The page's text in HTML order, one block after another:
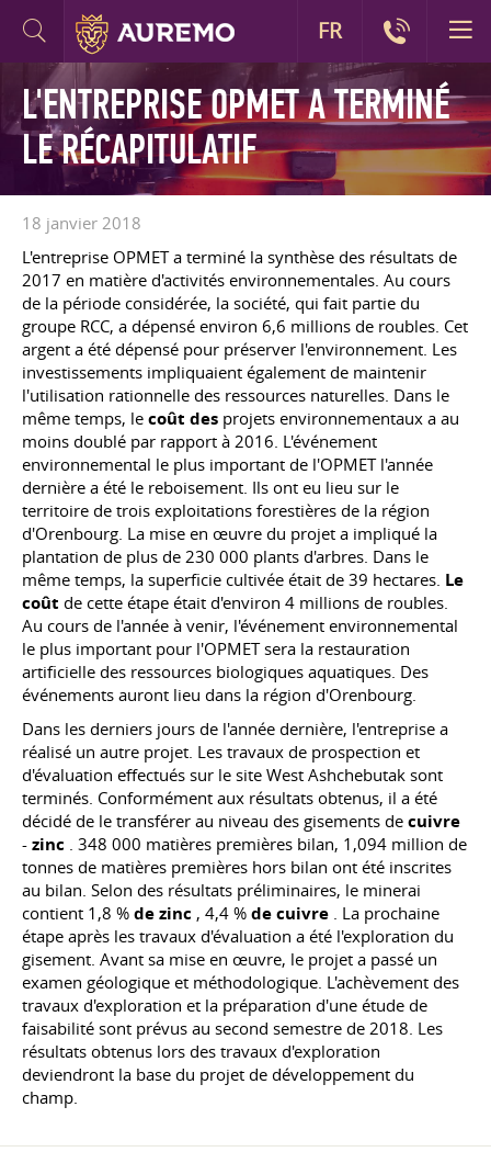
L'ENTREPRISE OPMET A TERMINÉ
LE RÉCAPITULATIF
18 janvier 2018
L'entreprise OPMET a terminé la synthèse des résultats de
2017 en matière d'activités environnementales. Au cours
de la période considérée, la société, qui fait partie du
groupe RCC, a dépensé environ 6,6 millions de roubles. Cet
argent a été dépensé pour préserver l'environnement. Les
investissements impliquaient également de maintenir
l'utilisation rationnelle des ressources naturelles. Dans le
même temps, le coût des projets environnementaux a au
moins doublé par rapport à 2016. L'événement
environnemental le plus important de l'OPMET l'année
dernière a été le reboisement. Ils ont eu lieu sur le
territoire de trois exploitations forestières de la région
d'Orenbourg. La mise en œuvre du projet a impliqué la
plantation de plus de 230 000 plants d'arbres. Dans le
même temps, la superficie cultivée était de 39 hectares. Le
coût de cette étape était d'environ 4 millions de roubles.
Au cours de l'année à venir, l'événement environnemental
le plus important pour l'OPMET sera la restauration
artificielle des ressources biologiques aquatiques. Des
événements auront lieu dans la région d'Orenbourg.
Dans les derniers jours de l'année dernière, l'entreprise a
réalisé un autre projet. Les travaux de prospection et
d'évaluation effectués sur le site West Ashchebutak sont
terminés. Conformément aux résultats obtenus, il a été
décidé de le transférer au niveau des gisements de cuivre
- zinc . 348 000 matières premières bilan, 1,094 million de
tonnes de matières premières hors bilan ont été inscrites
au bilan. Selon des résultats préliminaires, le minerai
contient 1,8 % de zinc , 4,4 % de cuivre . La prochaine
étape après les travaux d'évaluation a été l'exploration du
gisement. Avant sa mise en œuvre, le projet a passé un
examen géologique et méthodologique. L'achèvement des
travaux d'exploration et la préparation d'une étude de
faisabilité sont prévus au second semestre de 2018. Les
résultats obtenus lors des travaux d'exploration
deviendront la base du projet de développement du
champ.
FR